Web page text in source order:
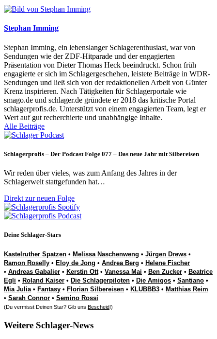
Stephan Imming
Stephan Imming, ein lebenslanger Schlagerenthusiast, war von
Sendungen wie der ZDF-Hitparade und der engagierten
Präsentation von Dieter Thomas Heck beeindruckt. Schon früh
engagierte er sich im Schlagergeschehen, leistete Beiträge in WDR-
Sendungen und ließ sich von der redaktionellen Arbeit von Günter
Krenz inspirieren. Nach Tätigkeiten für Schlagerportale wie
smago.de und schlager.de gründete er 2018 das kritische Portal
schlagerprofis.de. Unterstützt von einem engagierten Team, legt er
Wert auf gut recherchierte und unabhängige Inhalte.
Alle Beiträge
Schlagerprofis – Der Podcast Folge 077 – Das neue Jahr mit Silbereisen
Wir reden über vieles, was zum Anfang des Jahres in der
Schlagerwelt stattgefunden hat…
Direkt zur neuen Folge
Deine Schlager-Stars
Kastelruther Spatzen • Melissa Naschenweng • Jürgen Drews •
Ramon Roselly • Eloy de Jong • Andrea Berg • Helene Fischer
• Andreas Gabalier • Kerstin Ott• Vanessa Mai • Ben Zucker • Beatrice
Egli • Roland Kaiser • Die Schlagerpiloten • Die Amigos • Santiano •
Mia Julia• Fantasy • Florian Silbereisen • KLUBBB3 • Matthias Reim
• Sarah Connor • Semino Rossi
(Du vermisst Deinen Star? Gib uns Bescheid!)
Weitere Schlager-News